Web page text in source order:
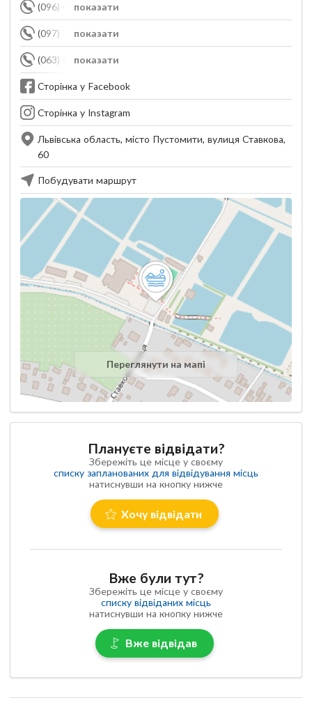
показати
(096) 474-55-90
показати
(097) 725-48-18
показати
(063) 027-22-04
Сторінка у Facebook
Сторінка у Instagram
Львівська область, місто Пустомити, вулиця Ставкова,
60
Побудувати маршрут
Переглянути на мапі
Плануєте відвідати?
Збережіть це місце у своєму
списку запланованих для відвідування місць
натиснувши на кнопку нижче
Хочу відвідати
Вже були тут?
Збережіть це місце у своєму
списку відвіданих місць
натиснувши на кнопку нижче
Вже відвідав